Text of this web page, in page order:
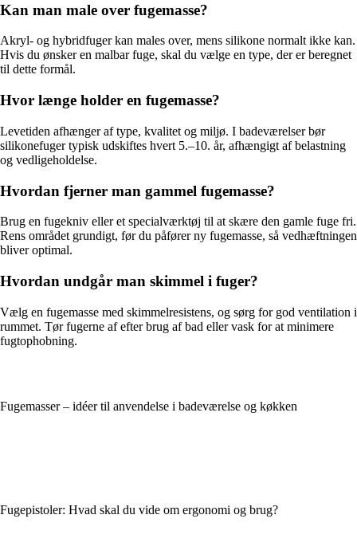
Kan man male over fugemasse?
Akryl- og hybridfuger kan males over, mens silikone normalt ikke kan.
Hvis du ønsker en malbar fuge, skal du vælge en type, der er beregnet
til dette formål.
Hvor længe holder en fugemasse?
Levetiden afhænger af type, kvalitet og miljø. I badeværelser bør
silikonefuger typisk udskiftes hvert 5.–10. år, afhængigt af belastning
og vedligeholdelse.
Hvordan fjerner man gammel fugemasse?
Brug en fugekniv eller et specialværktøj til at skære den gamle fuge fri.
Rens området grundigt, før du påfører ny fugemasse, så vedhæftningen
bliver optimal.
Hvordan undgår man skimmel i fuger?
Vælg en fugemasse med skimmelresistens, og sørg for god ventilation i
rummet. Tør fugerne af efter brug af bad eller vask for at minimere
fugtophobning.
Fugemasser – idéer til anvendelse i badeværelse og køkken
Fugepistoler: Hvad skal du vide om ergonomi og brug?